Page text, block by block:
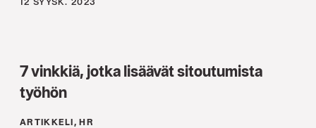
7 vinkkiä, jotka lisäävät sitoutumista
työhön
ARTIKKELI, HR